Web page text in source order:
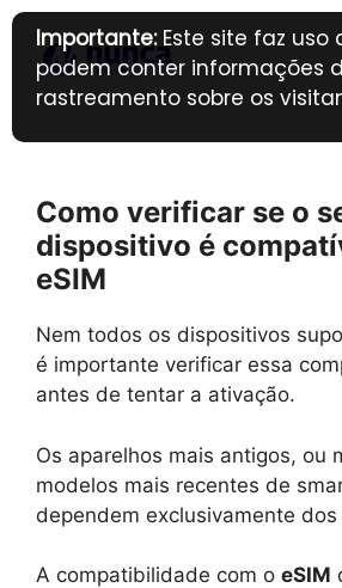
Pular
para
conteúdo
Como verificar se o
dispositivo é
eSIM
Nem todos os dispositivos
é importante verificar essa
antes de tentar a ativação.
Os aparelhos mais antigos, ou
modelos mais recentes de
dependem exclusivamente dos
A compatibilidade com o eSIM
Importante:Este site faz uso
podem conter informações
rastreamento sobre os